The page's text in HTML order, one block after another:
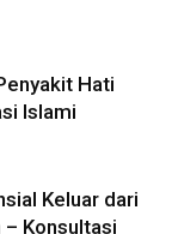
Hati
Islami
Keluar dari
Konsultasi